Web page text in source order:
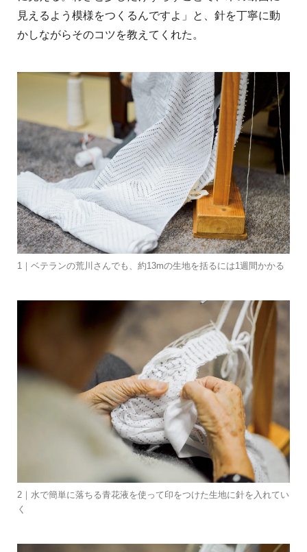
見えるよう模様をつくるんですよ」と、針を丁寧に動
かしながらそのコツを教えてくれた。
1｜ベテランの荒川さんでも、約13mの生地を括るには1週間かかる
2｜水で簡単に落ちる青花液を使って印をつけた生地に針を入れてい
く